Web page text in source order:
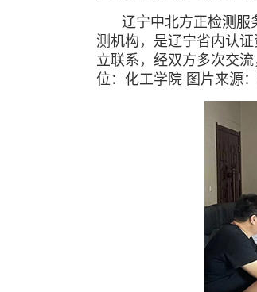
辽宁中北方正检测服
测机构，是辽宁省内认
立联系，经双方多次交
位：化工学院 图片来源